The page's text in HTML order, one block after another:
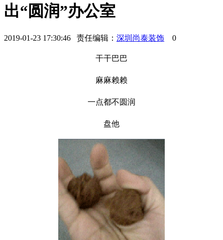
出“圆润”办公室
2019-01-23 17:30:46 责任编辑： 深圳尚泰装饰 0
干干巴巴
麻麻赖赖
一点都不圆润
盘他